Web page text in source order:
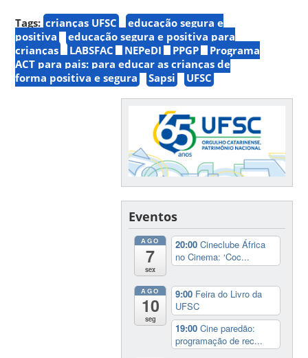
Tags: crianças UFSC
educação segura e
positiva
educação segura e positiva para
crianças
LABSFAC NEPeDI PPGP
Programa
ACT para pais: para educar as crianças de
forma positiva e segura
Sapsi UFSC
Eventos
AGO
7
sex
20:00Cineclube África
no Cinema: ‘Coc...
AGO
10
seg
9:00 Feira do Livro da
UFSC
19:00Cine paredão:
programação de rec...